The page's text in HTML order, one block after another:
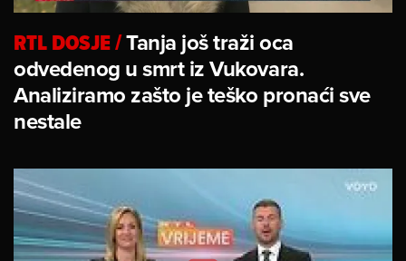
RTL DOSJE/Tanja još traži oca
odvedenog u smrt iz Vukovara.
Analiziramo zašto je teško pronaći sve
nestale